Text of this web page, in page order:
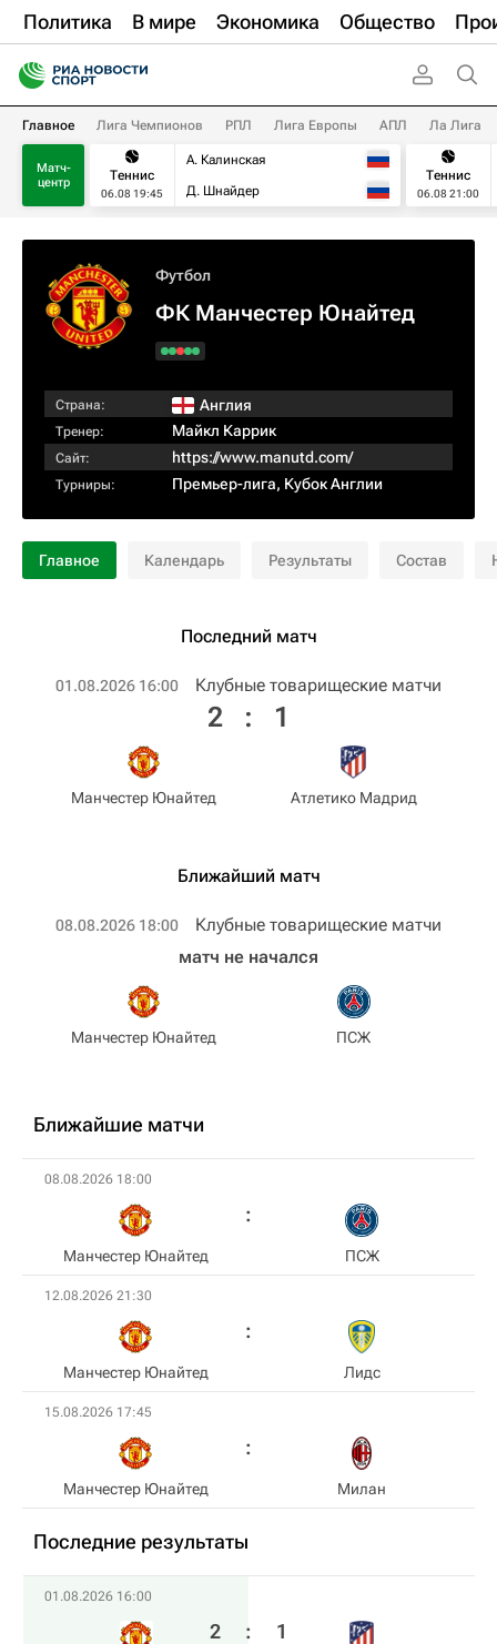
Политика В мире Экономика Общество
Главное Лига Чемпионов РПЛ Лига Европы АПЛ Ла Лига
Матч-
центр
Теннис
06.08 19:45
А. Калинская
Д. Шнайдер
Теннис
06.08 21:00
Футбол
ФК Манчестер Юнайтед
Страна: Англия
Тренер: Майкл Каррик
Сайт: https://www.manutd.com/
Турниры: Премьер-лига, Кубок Англии
Главное Календарь Результаты Состав
Последний матч
01.08.2026 16:00 Клубные товарищеские матчи
Манчестер Юнайтед
2 : 1
Атлетико Мадрид
Ближайший матч
08.08.2026 18:00 Клубные товарищеские матчи
Манчестер Юнайтед
матч не начался
ПСЖ
Ближайшие матчи
08.08.2026 18:00
Манчестер Юнайтед ПСЖ
12.08.2026 21:30
Манчестер Юнайтед Лидс
15.08.2026 17:45
Манчестер Юнайтед Милан
Последние результаты
01.08.2026 16:00
2 : 1